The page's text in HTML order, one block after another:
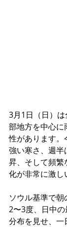
3月1日（日）
部地方を中心
性があります。
強い寒さ、週
昇、そして頻
化が非常に激し
ソウル基準で
2〜3度、日中
分布を見せ、